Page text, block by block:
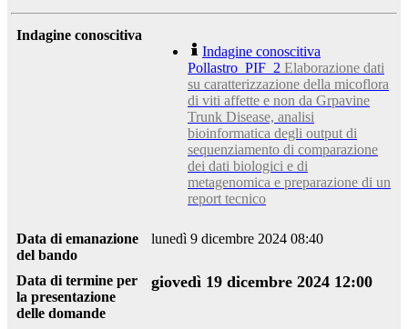
Indagine conoscitiva
Indagine conoscitiva
Pollastro_PIF_2 Elaborazione dati
su caratterizzazione della micoflora
di viti affette e non da Grpavine
Trunk Disease, analisi
bioinformatica degli output di
sequenziamento di comparazione
dei dati biologici e di
metagenomica e preparazione di un
report tecnico
Data di emanazione
del bando
lunedì 9 dicembre 2024 08:40
Data di termine per
la presentazione
delle domande
giovedì 19 dicembre 2024 12:00